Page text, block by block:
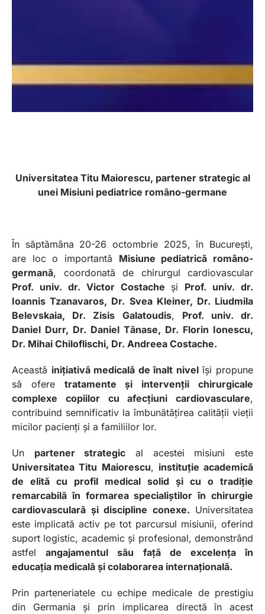
Universitatea Titu Maiorescu, partener strategic al
unei Misiuni pediatrice româno-germane
În săptămâna 20-26 octombrie 2025, în București,
are loc o importantă Misiune pediatrică româno-
germană, coordonată de chirurgul cardiovascular
Prof. univ. dr. Victor Costache și Prof. univ. dr.
Ioannis Tzanavaros, Dr. Svea Kleiner, Dr. Liudmila
Belevskaia, Dr. Zisis Galatoudis, Prof. univ. dr.
Daniel Durr, Dr. Daniel Tănase, Dr. Florin Ionescu,
Dr. Mihai Chiloflischi, Dr. Andreea Costache.
Această inițiativă medicală de înalt nivelîși propune
să ofere tratamente și intervenții chirurgicale
complexe copiilor cu afecțiuni cardiovasculare,
contribuind semnificativ la îmbunătățirea calității vieții
micilor pacienți și a familiilor lor.
Un partener strategic al acestei misiuni este
Universitatea Titu Maiorescu, instituție academică
de elită cu profil medical solid și cu o tradiție
remarcabilă în formarea specialiștilor în chirurgie
cardiovasculară și discipline conexe. Universitatea
este implicată activ pe tot parcursul misiunii, oferind
suport logistic, academic și profesional, demonstrând
astfelangajamentul său față de excelența în
educația medicală și colaborarea internațională.
Prin parteneriatele cu echipe medicale de prestigiu
din Germania și prin implicarea directă în acest